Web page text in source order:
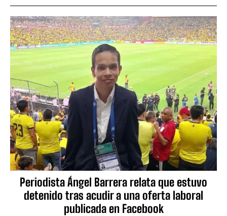
Periodista Ángel Barrera relata que estuvo
detenido tras acudir a una oferta laboral
publicada en Facebook